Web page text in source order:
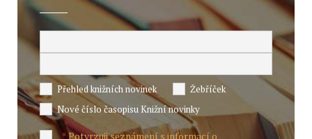
Přehled knižních novinek
Žebříček
Nové číslo časopisu Knižní novinky
*Potvrzuji seznámení s informací o